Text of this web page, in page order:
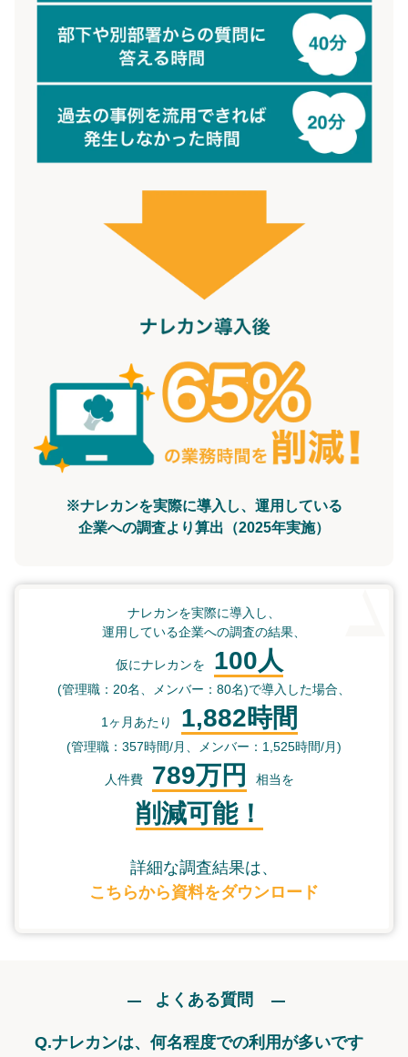
※ナレカンを実際に導入し、運用している
企業への調査より算出（2025年実施）
ナレカンを実際に導入し、
運用している企業への調査の結果、
仮にナレカンを 100人
(管理職：20名、メンバー：80名)で導入した場合、
1ヶ月あたり 1,882時間
(管理職：357時間/月、メンバー：1,525時間/月)
人件費 789万円 相当を
削減可能！
詳細な調査結果は、
こちらから資料をダウンロード
よくある質問
Q.ナレカンは、何名程度での利用が多いです